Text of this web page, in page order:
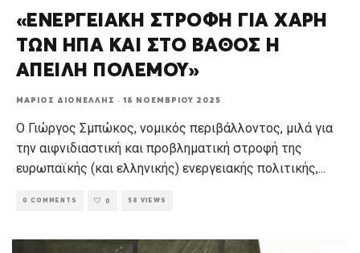
«ΕΝΕΡΓΕΙΑΚΗ ΣΤΡΟΦΗ ΓΙΑ ΧΑΡΗ
ΤΩΝ ΗΠΑ ΚΑΙ ΣΤΟ ΒΑΘΟΣ Η
ΑΠΕΙΛΗ ΠΟΛΕΜΟΥ»
ΜΆΡΙΟΣ ΔΙΟΝΈΛΛΗΣ · 18 ΝΟΕΜΒΡΊΟΥ 2025
Ο Γιώργος Σμπώκος, νομικός περιβάλλοντος, μιλά για
την αιφνιδιαστική και προβληματική στροφή της
ευρωπαϊκής (και ελληνικής) ενεργειακής πολιτικής,...
0 COMMENTS 0 58 VIEWS